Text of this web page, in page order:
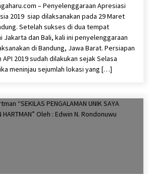
– Penyelenggaraan Apresiasi
2019 siap dilaksanakan pada 29 Maret
Setelah sukses di dua tempat
Jakarta dan Bali, kali ini penyelenggaraan
di Bandung, Jawa Barat. Persiapan
2019 sudah dilakukan sejak Selasa
meninjau sejumlah lokasi yang […]